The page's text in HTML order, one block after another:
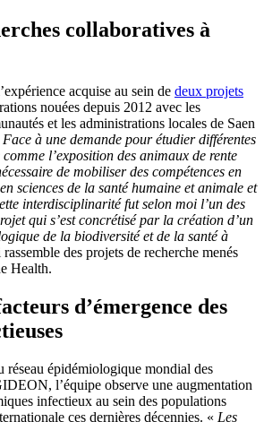
collaboratives à
acquise au sein de deux projets
nouées depuis 2012 avec les
et les administrations locales de Saen
Face à une demande pour étudier différentes
l’exposition des animaux de rente
de mobiliser des compétences en
sciences de la santé humaine et animale et
interdisciplinarité fut selon moi l’un des
qui s’est concrétisé par la création d’un
de la biodiversité et de la santé à
des projets de recherche menés
Health.
d’émergence des
réseau épidémiologique mondial des
l’équipe observe une augmentation
infectieux au sein des populations
ces dernières décennies. « Les